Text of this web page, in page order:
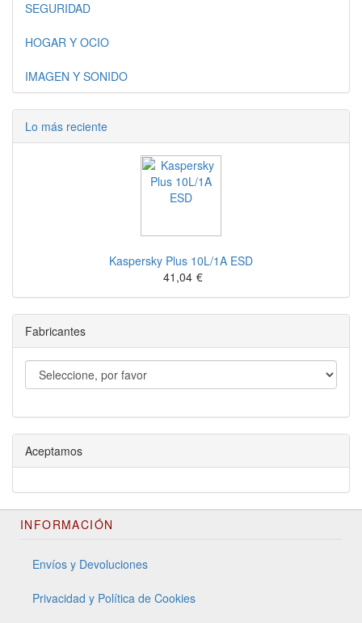
SEGURIDAD
HOGAR Y OCIO
IMAGEN Y SONIDO
Lo más reciente
Kaspersky Plus 10L/1A ESD
41,04 €
Fabricantes
Aceptamos
INFORMACIÓN
Envíos y Devoluciones
Privacidad y Política de Cookies